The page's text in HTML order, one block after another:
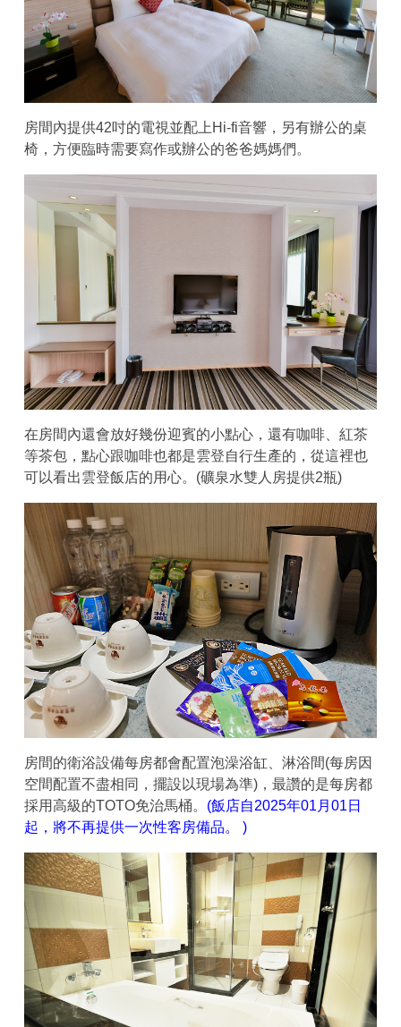
房間內提供42吋的電視並配上Hi-fi音響，另有辦公的桌
椅，方便臨時需要寫作或辦公的爸爸媽媽們。
在房間內還會放好幾份迎賓的小點心，還有咖啡、紅茶
等茶包，點心跟咖啡也都是雲登自行生產的，從這裡也
可以看出雲登飯店的用心。(礦泉水雙人房提供2瓶)
房間的衛浴設備每房都會配置泡澡浴缸、淋浴間(每房因
空間配置不盡相同，擺設以現場為準)，最讚的是每房都
採用高級的TOTO免治馬桶。 (飯店自2025年01月01日
起，將不再提供一次性客房備品。 )